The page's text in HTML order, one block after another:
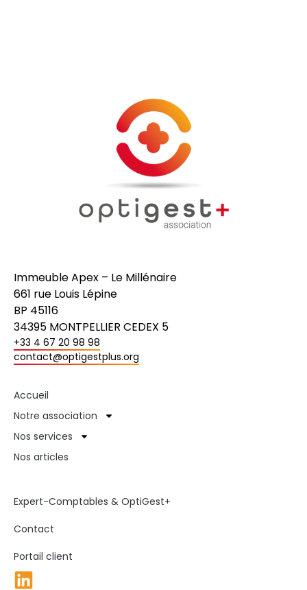
Immeuble Apex – Le Millénaire
661 rue Louis Lépine
BP 45116
34395 MONTPELLIER CEDEX 5
+33 4 67 20 98 98
contact@optigestplus.org
Accueil
Notre association
Nos services
Nos articles
Expert-Comptables & OptiGest+
Contact
Portail client